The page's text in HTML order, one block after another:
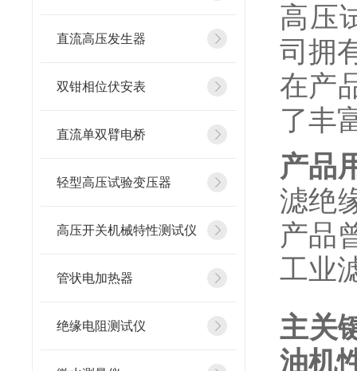
直流高压发生器
双钳相位伏安表
直流单双臂电桥
轻型高压试验变压器
高压开关机械特性测试仪
管状电加热器
绝缘电阻测试仪
高压
司拥
在产
了丰
产品
滤绝
产品
工业
主关
油机